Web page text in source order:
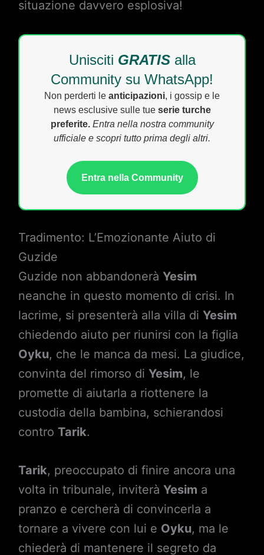
situazione davvero esplosiva!
Unisciti GRATISalla
Community su WhatsApp!
Non perderti le anticipazioni, i gossip e le
news esclusive sulle tue serie turche
preferite. Entra nella nostra community
ufficiale e scopri tutto prima degli altri.
Entra nella Community
Tradimento: L’Emozionante Aiuto di
Guzide
Guzide non abbandonerà Yesim
neanche in questo momento di crisi. In
lacrime, si presenterà alla villa di Yesim
chiedendo aiuto per riunirsi con la figlia
Oyku, che le manca da mesi. La giudice,
convinta del rimorso di Yesim, le
promette di aiutarla a riottenere la
custodia della bambina, schierandosi
contro Tarik.
Tarik, preoccupato di finire ancora una
volta in tribunale, inviterà Yesim a
pranzo e cercherà di convincerla a
tornare a vivere con lui e Oyku, ma le
chiederà di mantenere il segreto da